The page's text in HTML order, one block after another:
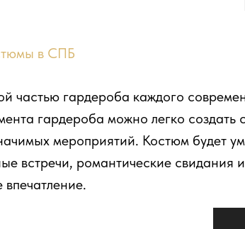
частью гардероба каждого
гардероба можно легко
мероприятий. Костюм будет
встречи, романтические
в СПБ